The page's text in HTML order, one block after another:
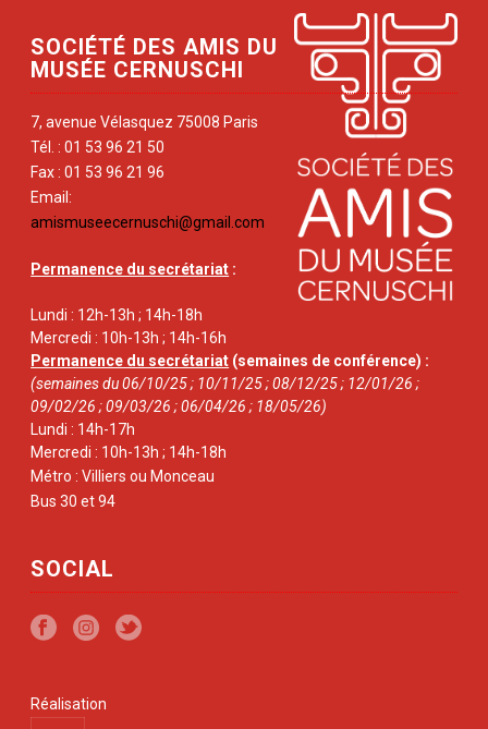
SOCIÉTÉ DES AMIS DU
MUSÉE CERNUSCHI
7, avenue Vélasquez 75008 Paris
Tél. : 01 53 96 21 50
Fax : 01 53 96 21 96
Email:
amismuseecernuschi@gmail.com
Permanence du secrétariat :
Lundi : 12h-13h ; 14h-18h
Mercredi : 10h-13h ; 14h-16h
Permanence du secrétariat (semaines de conférence) :
(semaines du 06/10/25 ; 10/11/25 ; 08/12/25 ; 12/01/26 ;
09/02/26 ; 09/03/26 ; 06/04/26 ; 18/05/26)
Lundi : 14h-17h
Mercredi : 10h-13h ; 14h-18h
Métro : Villiers ou Monceau
Bus 30 et 94
SOCIAL
Réalisation